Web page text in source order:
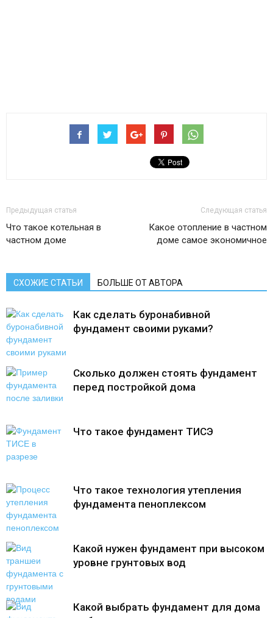
Предыдущая статья
Что такое котельная в
частном доме
Следующая статья
Какое отопление в частном
доме самое экономичное
СХОЖИЕ СТАТЬИ БОЛЬШЕ ОТ АВТОРА
Как сделать буронабивной
фундамент своими руками?
Сколько должен стоять фундамент
перед постройкой дома
Что такое фундамент ТИСЭ
Что такое технология утепления
фундамента пеноплексом
Какой нужен фундамент при высоком
уровне грунтовых вод
Какой выбрать фундамент для дома